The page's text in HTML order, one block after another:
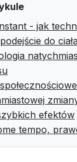
- jak
do
efektów
tempo,